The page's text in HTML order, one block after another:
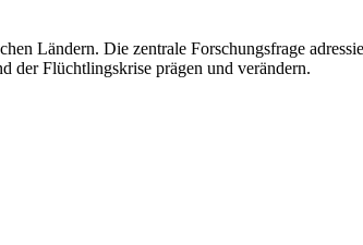
Ländern. Die zentrale Forschungsfrage
der Flüchtlingskrise prägen und verändern.